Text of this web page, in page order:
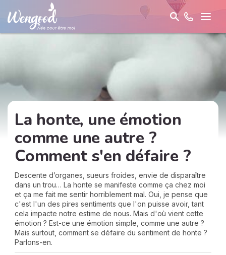
La honte, une émotion
comme une autre ?
Comment s'en défaire ?
Descente d’organes, sueurs froides, envie de disparaître
dans un trou… La honte se manifeste comme ça chez moi
et ça me fait me sentir horriblement mal. Oui, je pense que
c'est l'un des pires sentiments que l'on puisse avoir, tant
cela impacte notre estime de nous. Mais d'où vient cette
émotion ? Est-ce une émotion simple, comme une autre ?
Mais surtout, comment se défaire du sentiment de honte ?
Parlons-en.